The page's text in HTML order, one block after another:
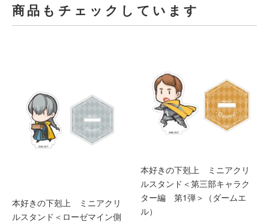
商品もチェックしています
本好きの下剋上 ミニアクリ
ルスタンド＜ローゼマイン側
本好きの下剋上 ミニアクリ
ルスタンド＜第三部キャラク
ター編 第1弾＞（ダームエ
ル）